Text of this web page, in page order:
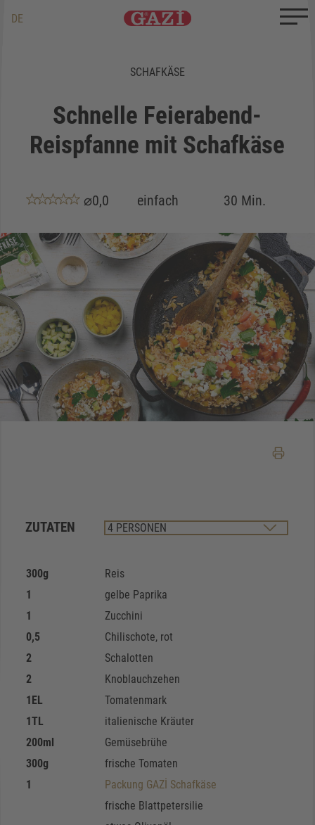
DE
SCHAFKÄSE
Schnelle Feierabend-
Reispfanne mit Schafkäse
⌀0,0 einfach 30 Min.
ZUTATEN
300g
Reis
1
gelbe Paprika
1
Zucchini
0,5
Chilischote, rot
2
Schalotten
2
Knoblauchzehen
1EL
Tomatenmark
1TL
italienische Kräuter
200ml
Gemüsebrühe
300g
frische Tomaten
1
Packung GAZİ Schafkäse
frische Blattpetersilie